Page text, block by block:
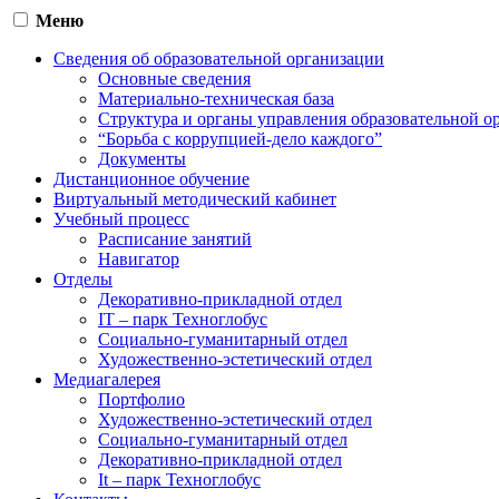
Меню
Сведения об образовательной организации
Основные сведения
Материально-техническая база
Структура и органы управления образовательной
“Борьба с коррупцией-дело каждого”
Документы
Дистанционное обучение
Виртуальный методический кабинет
Учебный процесс
Расписание занятий
Навигатор
Отделы
Декоративно-прикладной отдел
IT – парк Техноглобус
Социально-гуманитарный отдел
Художественно-эстетический отдел
Медиагалерея
Портфолио
Художественно-эстетический отдел
Социально-гуманитарный отдел
Декоративно-прикладной отдел
It – парк Техноглобус